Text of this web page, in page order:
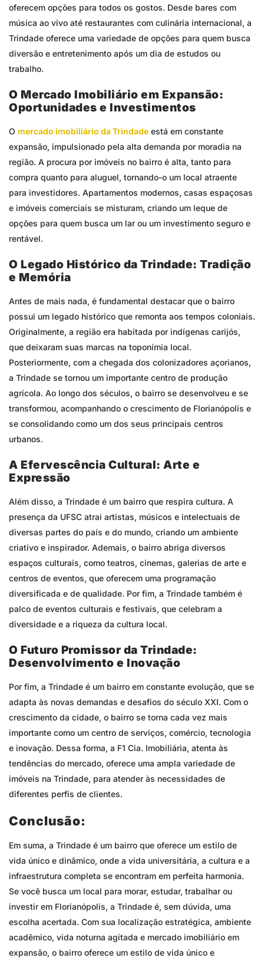
oferecem opções para todos os gostos. Desde bares com
música ao vivo até restaurantes com culinária internacional, a
Trindade oferece uma variedade de opções para quem busca
diversão e entretenimento após um dia de estudos ou
trabalho.
O Mercado Imobiliário em Expansão:
Oportunidades e Investimentos
O mercado imobiliário da Trindade está em constante
expansão, impulsionado pela alta demanda por moradia na
região. A procura por imóveis no bairro é alta, tanto para
compra quanto para aluguel, tornando-o um local atraente
para investidores. Apartamentos modernos, casas espaçosas
e imóveis comerciais se misturam, criando um leque de
opções para quem busca um lar ou um investimento seguro e
rentável.
O Legado Histórico da Trindade: Tradição
e Memória
Antes de mais nada, é fundamental destacar que o bairro
possui um legado histórico que remonta aos tempos coloniais.
Originalmente, a região era habitada por indígenas carijós,
que deixaram suas marcas na toponímia local.
Posteriormente, com a chegada dos colonizadores açorianos,
a Trindade se tornou um importante centro de produção
agrícola. Ao longo dos séculos, o bairro se desenvolveu e se
transformou, acompanhando o crescimento de Florianópolis e
se consolidando como um dos seus principais centros
urbanos.
A Efervescência Cultural: Arte e
Expressão
Além disso, a Trindade é um bairro que respira cultura. A
presença da UFSC atrai artistas, músicos e intelectuais de
diversas partes do país e do mundo, criando um ambiente
criativo e inspirador. Ademais, o bairro abriga diversos
espaços culturais, como teatros, cinemas, galerias de arte e
centros de eventos, que oferecem uma programação
diversificada e de qualidade. Por fim, a Trindade também é
palco de eventos culturais e festivais, que celebram a
diversidade e a riqueza da cultura local.
O Futuro Promissor da Trindade:
Desenvolvimento e Inovação
Por fim, a Trindade é um bairro em constante evolução, que se
adapta às novas demandas e desafios do século XXI. Com o
crescimento da cidade, o bairro se torna cada vez mais
importante como um centro de serviços, comércio, tecnologia
e inovação. Dessa forma, a F1 Cia. Imobiliária, atenta às
tendências do mercado, oferece uma ampla variedade de
imóveis na Trindade, para atender às necessidades de
diferentes perfis de clientes.
Conclusão:
Em suma, a Trindade é um bairro que oferece um estilo de
vida único e dinâmico, onde a vida universitária, a cultura e a
infraestrutura completa se encontram em perfeita harmonia.
Se você busca um local para morar, estudar, trabalhar ou
investir em Florianópolis, a Trindade é, sem dúvida, uma
escolha acertada. Com sua localização estratégica, ambiente
acadêmico, vida noturna agitada e mercado imobiliário em
expansão, o bairro oferece um estilo de vida único e